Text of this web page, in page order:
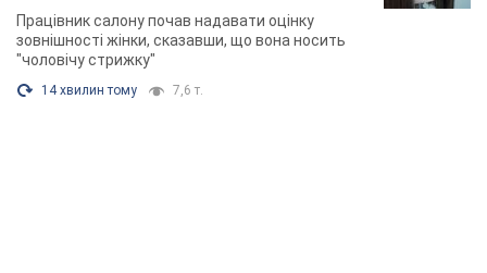
розгорівся скандал. Фото
Працівник салону почав надавати оцінку
зовнішності жінки, сказавши, що вона носить
"чоловічу стрижку"
14 хвилин тому 7,6 т.